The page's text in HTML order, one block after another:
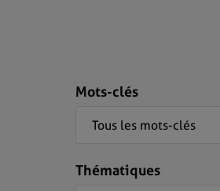
Mots-clés
Tous les mots-clés
Thématiques